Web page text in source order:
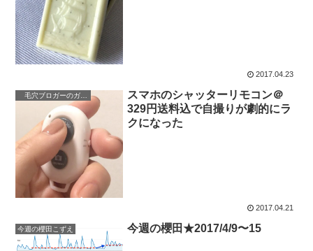
2017.04.23
毛穴ブロガーのガジェット日記
スマホのシャッターリモコン＠
329円送料込で自撮りが劇的にラ
クになった
2017.04.21
今週の櫻田こずえ 今週の櫻田★2017/4/9〜15